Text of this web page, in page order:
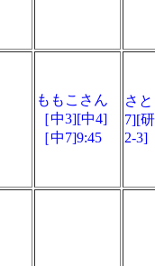
ももこさん
［中3][中4]
［中7]9:45
さ
7][
2-3]